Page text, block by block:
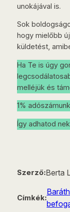
unokájával is.
Sok
hogy mielőbb
küldetést,
Ha Te is úgy
melléjük és
1%
Így adhatod
Szerző:Berta
Címkék: